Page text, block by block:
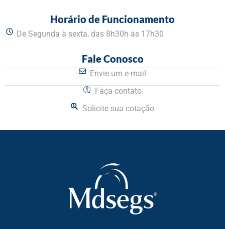
Horário de Funcionamento
De Segunda à sexta, das 8h30h às 17h30
Fale Conosco
Envie um e-mail
Faça contato
Solicite sua cotação